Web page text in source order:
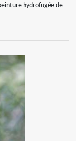
hydrofugée de